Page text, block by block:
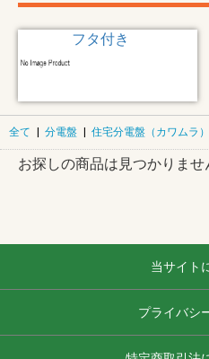
フタ付き
全て | 分電盤 | 住宅分電盤（カワムラ）
お探しの商品は見つかりませ
当サイト
プライバシ